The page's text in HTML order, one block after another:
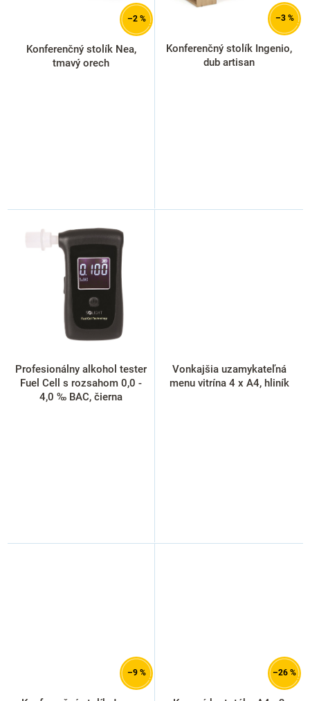
–2 %
Konferenčný stolík Nea,
tmavý orech
–3 %
Konferenčný stolík Ingenio,
dub artisan
Profesionálny alkohol tester
Fuel Cell s rozsahom 0,0 -
4,0 ‰ BAC, čierna
Vonkajšia uzamykateľná
menu vitrína 4 x A4, hliník
–9 % –26 %